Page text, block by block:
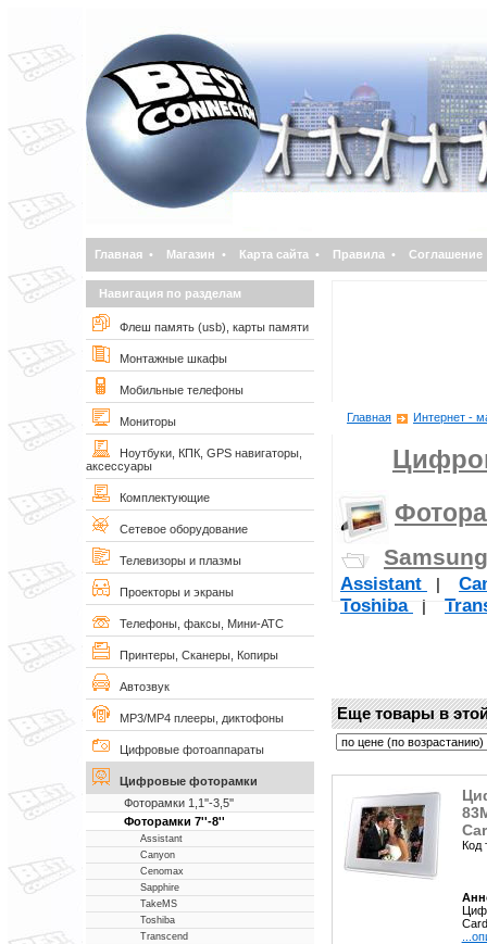
Главная • Магазин • Карта сайта • Правила • Соглашение
Навигация по разделам
Флеш память (usb), карты памяти
Монтажные шкафы
Мобильные телефоны
Мониторы
Ноутбуки, КПК, GPS навигаторы,
аксессуары
Комплектующие
Сетевое оборудование
Телевизоры и плазмы
Проекторы и экраны
Телефоны, факсы, Мини-АТС
Принтеры, Сканеры, Копиры
Автозвук
MP3/MP4 плееры, диктофоны
Цифровые фотоаппараты
Цифровые фоторамки
Фоторамки 1,1''-3,5''
Фоторамки 7''-8''
Assistant
Canyon
Cenomax
Sapphire
TakeMS
Toshiba
Transcend
Главная Интернет -
Samsung
Assistant |
Toshiba
|
Еще товары в
Код